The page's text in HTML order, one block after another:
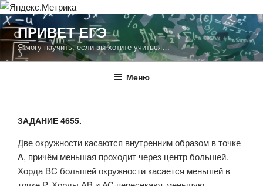
Перейти
содержимому
ПРИВЕТ ЕГЭ
Я могу научить, если вы хотите учиться…
Меню
ЗАДАНИЕ 4655.
Две окружности касаются внутренним образом в точке
A, причём меньшая проходит через центр большей.
Хорда BC большей окружности касается меньшей в